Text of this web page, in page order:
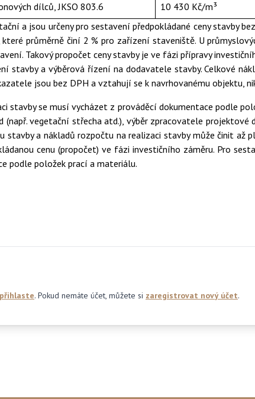
dílců, JKSO 803.6
10 430 Kč/m³
a jsou určeny pro sestavení předpokládané ceny stavby
průměrně činí 2 % pro zařízení staveniště. U
Takový propočet ceny stavby je ve fázi přípravy
stavby a výběrová řízení na dodavatele stavby. Celkové
jsou bez DPH a vztahují se k navrhovanému objektu,
stavby se musí vycházet z prováděcí dokumentace podle
(např. vegetační střecha atd.), výběr zpracovatele projektové
a nákladů rozpočtu na realizaci stavby může činit až
cenu (propočet) ve fázi investičního záměru. Pro
podle položek prací a materiálu.
přihlaste. Pokud nemáte účet, můžete si zaregistrovat nový účet.